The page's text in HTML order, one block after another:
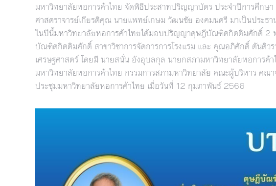
มหาวิทยาลัยหอการค้าไทย จัดพิธีประสาทปริญญาบัตร ประจำปีการศึกษา
ศาสตราจารย์เกียรติคุณ นายแพทย์เกษม วัฒนชัย องคมนตรี มาเป็นประธ
ในปีนี้มหาวิทยาลัยหอการค้าไทยได้มอบปริญญาดุษฎีบัณฑิตกิตติมศักดิ์
บัณฑิตกิตติมศักดิ์ สาขาวิชาการจัดการการโรงแรม และ คุณอภิศักดิ์ ตันติ
เศรษฐศาสตร์ โดยมี นายสนั่น อังอุบลกุล นายกสภามหาวิทยาลัยหอการค้
มหาวิทยาลัยหอการค้าไทย กรรมการสภามหาวิทยาลัย คณะผู้บริหาร คณา
ประชุมมหาวิทยาลัยหอการค้าไทย เมื่อวันที่ 12 กุมภาพันธ์ 2566